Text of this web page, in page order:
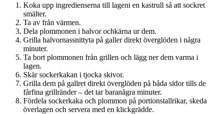
Koka upp ingredienserna till lageni en kastrull så att sockret
smälter.
Ta av från värmen.
Dela plommonen i halvor ochkärna ur dem.
Grilla halvornassnittyta på galler direkt överglöden i några
minuter.
Ta bort plommonen från grillen och lägg ner dem varma i
lagen.
Skär sockerkakan i tjocka skivor.
Grilla dem på gallret direkt överglöden på båda sidor tills de
fårfina grillränder – det tar baranågra minuter.
Fördela sockerkaka och plommon på portionstallrikar, skeda
överlagen och servera med en klickgrädde.